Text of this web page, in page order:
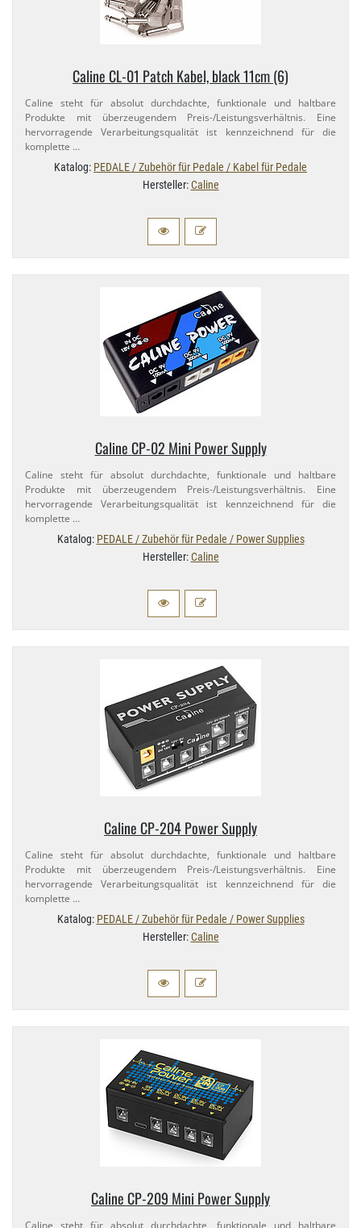
Caline CL-​01 Patch Kabel, black 11cm (6)
Caline steht für absolut durchdachte, funktionale und haltbare
Produkte mit überzeugendem Preis-​/Leistungsverhältnis. Eine
hervorragende Verarbeitungsqualität ist kennzeichnend für die
komplette …
Katalog: PEDALE / Zubehör für Pedale / Kabel für Pedale
Hersteller:Caline
Caline CP-​02 Mini Power Supply
Caline steht für absolut durchdachte, funktionale und haltbare
Produkte mit überzeugendem Preis-​/Leistungsverhältnis. Eine
hervorragende Verarbeitungsqualität ist kennzeichnend für die
komplette …
Katalog: PEDALE / Zubehör für Pedale / Power Supplies
Hersteller:Caline
Caline CP-​204 Power Supply
Caline steht für absolut durchdachte, funktionale und haltbare
Produkte mit überzeugendem Preis-​/Leistungsverhältnis. Eine
hervorragende Verarbeitungsqualität ist kennzeichnend für die
komplette …
Katalog: PEDALE / Zubehör für Pedale / Power Supplies
Hersteller:Caline
Caline CP-​209 Mini Power Supply
Caline steht für absolut durchdachte, funktionale und haltbare